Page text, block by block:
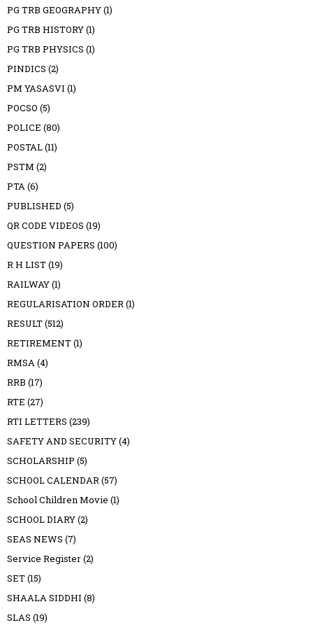
PG TRB GEOGRAPHY(1)
PG TRB HISTORY(1)
PG TRB PHYSICS (1)
PINDICS (2)
PM YASASVI (1)
POCSO (5)
POLICE (80)
POSTAL(11)
PSTM (2)
PTA(6)
PUBLISHED (5)
QR CODE VIDEOS (19)
QUESTION PAPERS (100)
R H LIST(19)
RAILWAY(1)
REGULARISATION ORDER(1)
RESULT(512)
RETIREMENT(1)
RMSA(4)
RRB (17)
RTE (27)
RTI LETTERS (239)
SAFETY AND SECURITY(4)
SCHOLARSHIP (5)
SCHOOL CALENDAR(57)
School Children Movie (1)
SCHOOL DIARY(2)
SEAS NEWS (7)
Service Register(2)
SET(15)
SHAALA SIDDHI (8)
SLAS (19)